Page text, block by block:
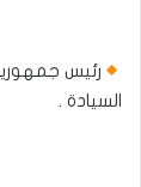
رئيس
السيادة .